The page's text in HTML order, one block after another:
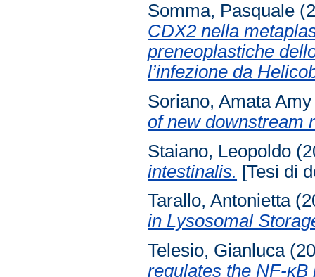
Somma, Pasquale
CDX2 nella
preneoplastiche
l’infezione da
Soriano, Amata Amy
of new downstream
Staiano, Leopoldo
intestinalis. [Tesi di
Tarallo, Antonietta
in Lysosomal
Telesio, Gianluca
regulates the NF-